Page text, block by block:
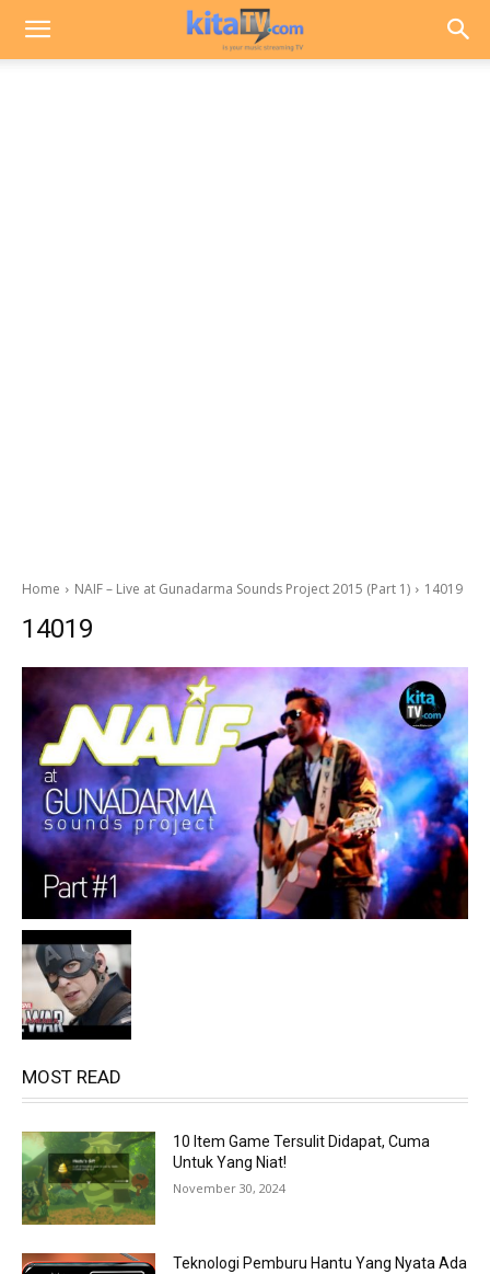
Home NAIF – Live at Gunadarma Sounds Project 2015 (Part 1) 14019
14019
MOST READ
10 Item Game Tersulit Didapat, Cuma
Untuk Yang Niat!
November 30, 2024
Teknologi Pemburu Hantu Yang Nyata Ada